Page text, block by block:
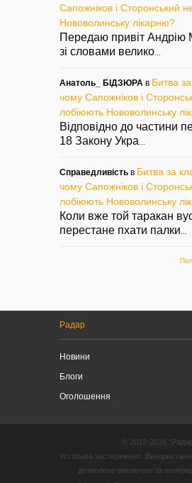
Сапожніков і Сторонський
Нововолинську лікарню?
Передаю привіт Андрію
зі словами велико...
Анатоль_ БІДЗЮРА в Битва
чому Сапожніков і
лобіюють Нововолинську
Відповідно до частини
18 Закону Укра...
Справедливість в Битва за
чому Сапожніков і
лобіюють Нововолинську
Коли вже той таракан
перестане пхати палки...
Радар
Новини
Блоги
Оголошення
© 2012-2016
Усі права застережено.
дозволено виключно за